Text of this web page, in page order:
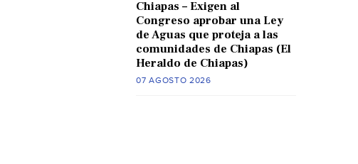
Chiapas – Exigen al
Congreso aprobar una Ley
de Aguas que proteja a las
comunidades de Chiapas (El
Heraldo de Chiapas)
07 AGOSTO 2026